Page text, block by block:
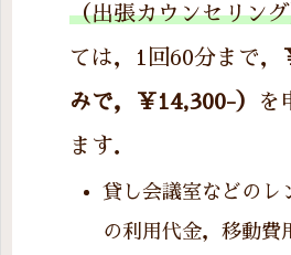
（出張カウンセリン
ては，1回60分まで，
みで，￥14,300-）
を
ます．
貸し会議室などのレ
の利用代金，移動費